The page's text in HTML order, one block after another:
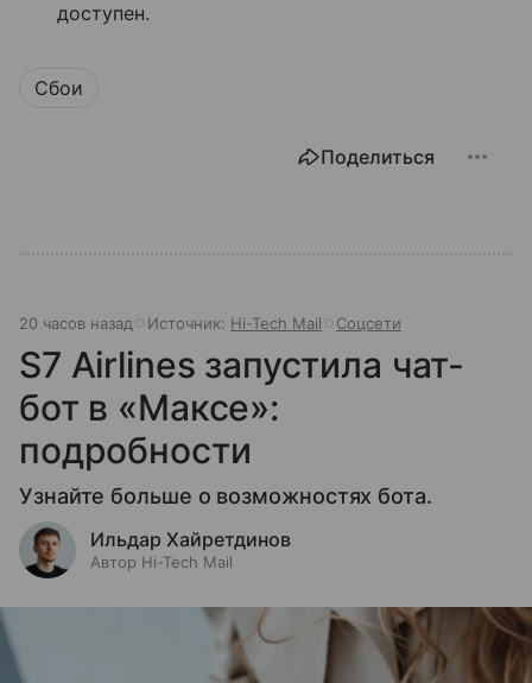
доступен.
Сбои
Поделиться
20 часов назад Источник: Hi-Tech Mail Соцсети
S7 Airlines запустила чат-
бот в «Максе»:
подробности
Узнайте больше о возможностях бота.
Ильдар Хайретдинов
Автор Hi-Tech Mail